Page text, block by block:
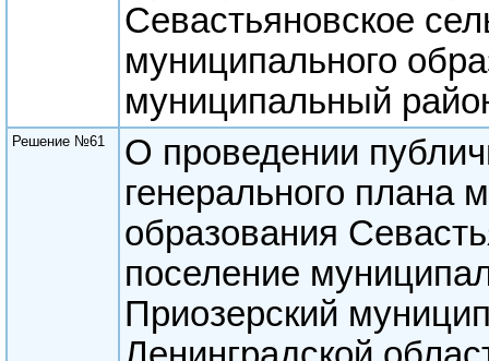
Севастьяновское
муниципального
муниципальный
Решение №61
О проведении
генерального плана
образования
поселение
Приозерский